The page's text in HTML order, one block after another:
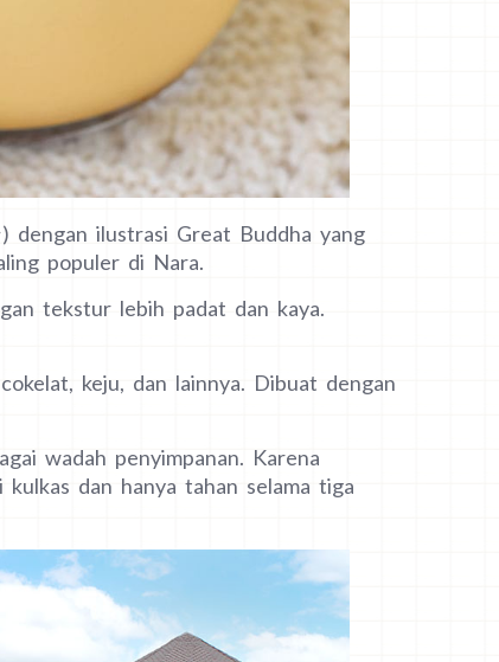
dengan ilustrasi Great Buddha yang
populer di Nara.
tekstur lebih padat dan kaya.
keju, dan lainnya. Dibuat dengan
wadah penyimpanan. Karena
dan hanya tahan selama tiga